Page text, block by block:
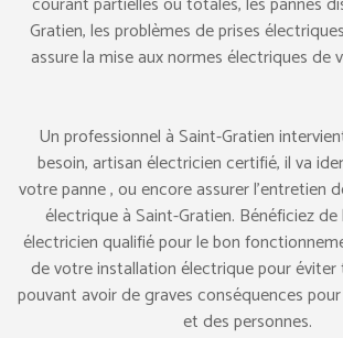
Gratien, les problèmes de prises
assure la mise aux normes électriques de
Un professionnel à Saint-Gratien
besoin, artisan électricien certifié, il va
votre panne , ou encore assurer l’entretien
électrique à Saint-Gratien. Bénéficiez de
électricien qualifié pour le bon
de votre installation électrique pour
pouvant avoir de graves conséquences
et des personnes.